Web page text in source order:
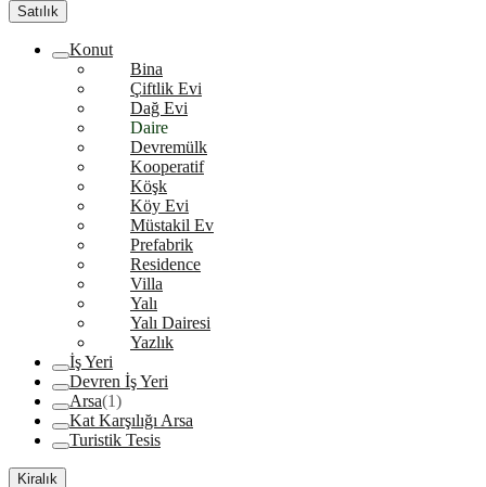
Satılık
Konut
Bina
Çiftlik Evi
Dağ Evi
Daire
Devremülk
Kooperatif
Köşk
Köy Evi
Müstakil Ev
Prefabrik
Residence
Villa
Yalı
Yalı Dairesi
Yazlık
İş Yeri
Devren İş Yeri
Arsa(1)
Kat Karşılığı Arsa
Turistik Tesis
Kiralık